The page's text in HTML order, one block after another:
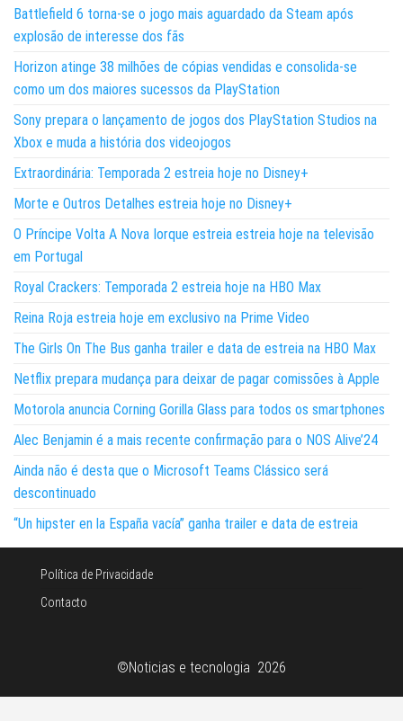
Battlefield 6 torna-se o jogo mais aguardado da Steam após
explosão de interesse dos fãs
Horizon atinge 38 milhões de cópias vendidas e consolida-se
como um dos maiores sucessos da PlayStation
Sony prepara o lançamento de jogos dos PlayStation Studios na
Xbox e muda a história dos videojogos
Extraordinária: Temporada 2 estreia hoje no Disney+
Morte e Outros Detalhes estreia hoje no Disney+
O Príncipe Volta A Nova Iorque estreia estreia hoje na televisão
em Portugal
Royal Crackers: Temporada 2 estreia hoje na HBO Max
Reina Roja estreia hoje em exclusivo na Prime Video
The Girls On The Bus ganha trailer e data de estreia na HBO Max
Netflix prepara mudança para deixar de pagar comissões à Apple
Motorola anuncia Corning Gorilla Glass para todos os smartphones
Alec Benjamin é a mais recente confirmação para o NOS Alive’24
Ainda não é desta que o Microsoft Teams Clássico será
descontinuado
“Un hipster en la España vacía” ganha trailer e data de estreia
Política de Privacidade
Contacto
©Noticias e tecnologia 2026